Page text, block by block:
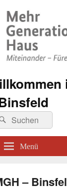
Suchen
Menü
–